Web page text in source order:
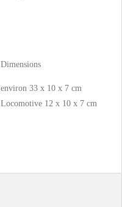
Dimensions
environ 33 x 10 x 7 cm
Locomotive 12 x 10 x 7 cm